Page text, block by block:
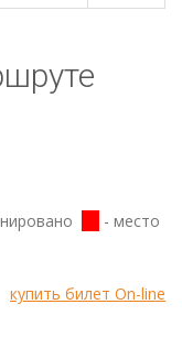
- место
купить билет On-line